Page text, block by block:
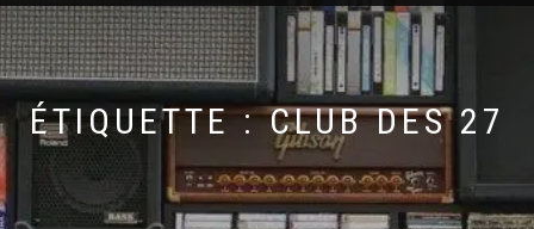
ÉTIQUETTE :CLUB DES 27